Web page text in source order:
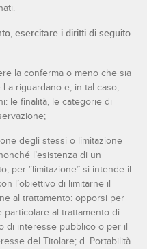
esercitare i diritti di seguito
la conferma o meno che sia
riguardano e, in tal caso,
le finalità, le categorie di
degli stessi o limitazione
l’esistenza di un
per “limitazione” si intende il
l’obiettivo di limitarne il
al trattamento: opporsi per
particolare al trattamento di
di interesse pubblico o per il
del Titolare; d. Portabilità